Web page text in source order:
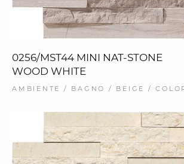
0256/MST44 MINI NAT-STONE
WOOD WHITE
AMBIENTE / BAGNO / BEIGE /